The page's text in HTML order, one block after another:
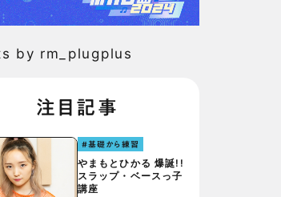
by rm_plugplus
注目記事
#基礎から練習
やまもとひかる 爆誕!!
スラップ・ベースっ子
講座